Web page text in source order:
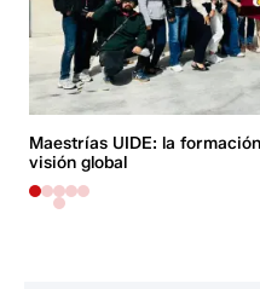
Maestrías UIDE: la
visión global